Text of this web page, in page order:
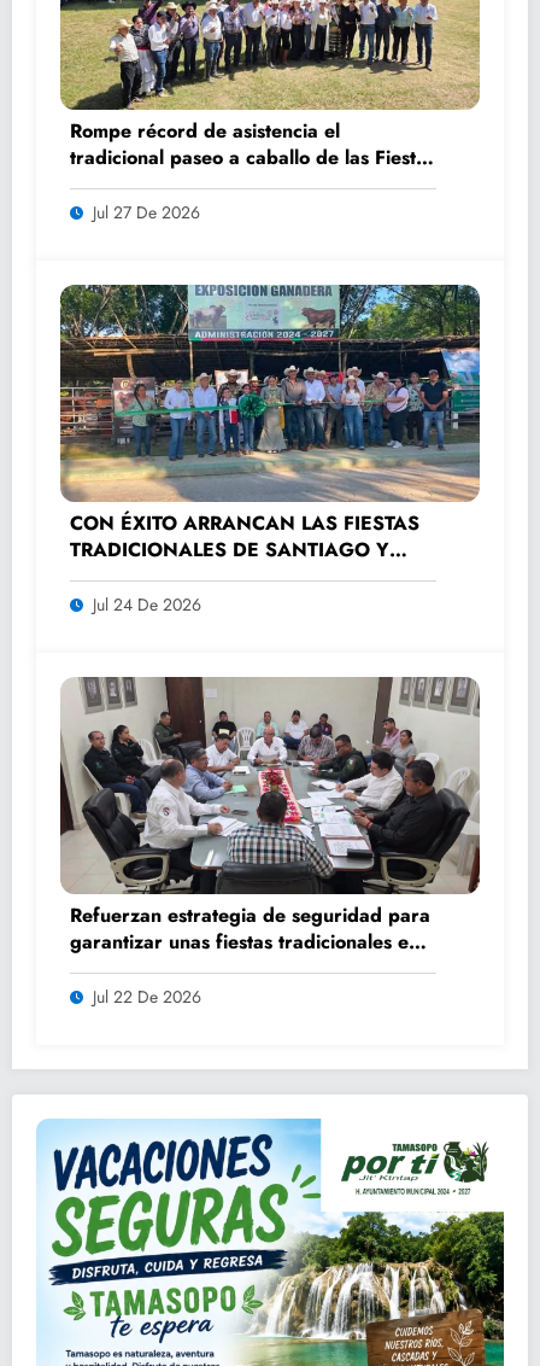
Rompe récord de asistencia el
tradicional paseo a caballo de las Fiestas
de Santiago y Santa Ana
Jul 27 De 2026
CON ÉXITO ARRANCAN LAS FIESTAS
TRADICIONALES DE SANTIAGO Y
SANTA ANA 2026
Jul 24 De 2026
Refuerzan estrategia de seguridad para
garantizar unas fiestas tradicionales en
orden y tranquilidad
Jul 22 De 2026